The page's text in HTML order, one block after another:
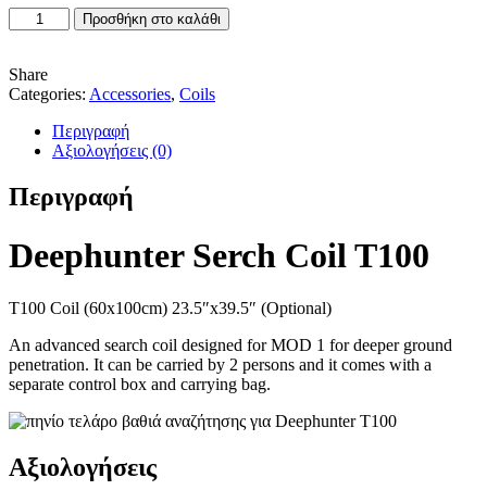
Deephunter
Serch
T100
ποσότητα
Προσθήκη στο καλάθι
Share
Categories: Accessories, Coils
Περιγραφή
Αξιολογήσεις (0)
Περιγραφή
Deephunter Serch Coil T100
T100 Coil (60x100cm) 23.5″x39.5″ (Optional)
An advanced search coil designed for MOD 1 for deeper ground
penetration. It can be carried by 2 persons and it comes with a
separate control box and carrying bag.
Αξιολογήσεις